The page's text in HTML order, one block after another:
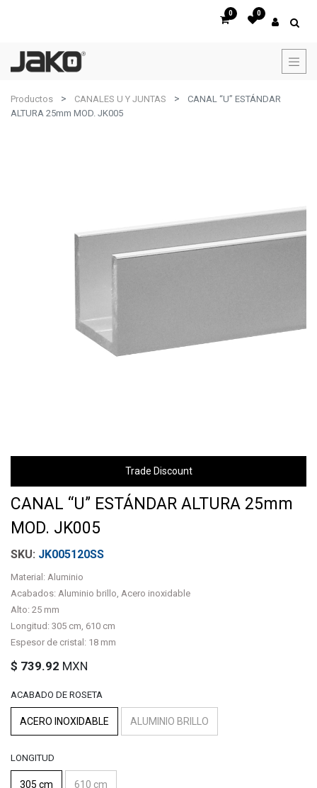
0 0
Productos CANALES U Y JUNTAS
CANAL “U” ESTÁNDAR
ALTURA 25mm MOD. JK005
Trade Discount
CANAL “U” ESTÁNDAR ALTURA 25mm
MOD. JK005
JK005120SS
Material: Aluminio
Acabados: Aluminio brillo, Acero inoxidable
Alto: 25 mm
Longitud: 305 cm, 610 cm
Espesor de cristal: 18 mm
$ 739.92 MXN
ACABADO DE ROSETA
ACERO INOXIDABLE ALUMINIO BRILLO
LONGITUD
305 cm 610 cm